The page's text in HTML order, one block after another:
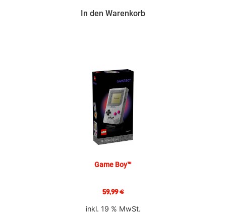
In den Warenkorb
Game Boy™
59,99€
inkl. 19 % MwSt.